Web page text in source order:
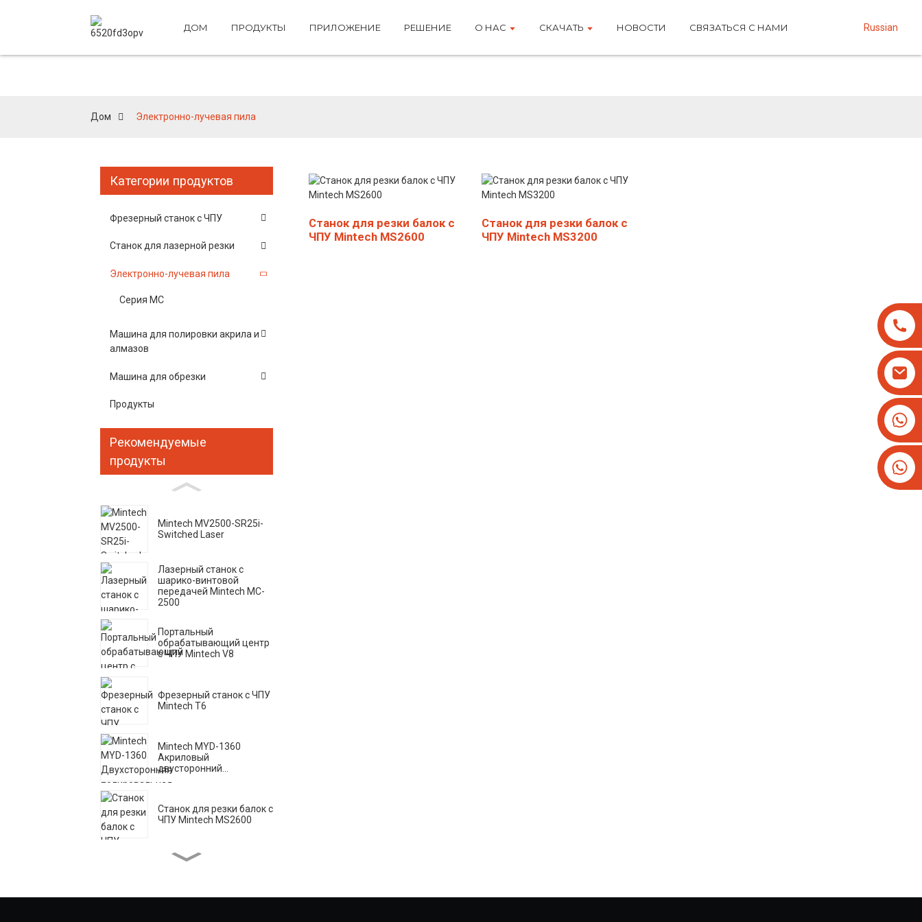
ДОМ ПРОДУКТЫ ПРИЛОЖЕНИЕ РЕШЕНИЕ О НАС СКАЧАТЬ НОВОСТИ СВЯЗАТЬСЯ С НАМИ Russian
Электронно-лучевая пила
Дом Электронно-лучевая пила
Категории продуктов
Фрезерный станок с ЧПУ
Станок для лазерной резки
Электронно-лучевая пила
Серия МС
Машина для полировки акрила и
алмазов
Машина для обрезки
Продукты
Рекомендуемые
продукты
Mintech MV2500-SR25i-
Switched Laser
Лазерный станок с
шарико-винтовой
передачей Mintech MC-
2500
Портальный
обрабатывающий центр
с ЧПУ Mintech V8
Фрезерный станок с ЧПУ
Mintech T6
Mintech MYD-1360
Акриловый
двусторонний...
Станок для резки балок с
ЧПУ Mintech MS2600
Станок для резки балок с
ЧПУ Mintech MS2600
Станок для резки балок с
ЧПУ Mintech MS3200